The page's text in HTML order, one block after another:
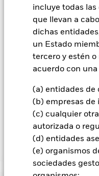
incluye todas
que llevan a
dichas
un Estado
tercero y estén o
acuerdo con
(a) entidades de
(b) empresas de
(c) cualquier
autorizada o
(d) entidades
(e) organismos
sociedades
factores que influyen
societarios de
sharia no suelen pagar
en negocios que se
principios islámicos. En
comportamiento distinto
enfoque de gestión que
en la rentabilidad del
Los inversores deberían
una estrategia de
iShares World